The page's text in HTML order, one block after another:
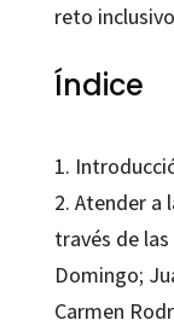
reto
Índice
1.
2. Atender a
través de
Domingo;
Carmen